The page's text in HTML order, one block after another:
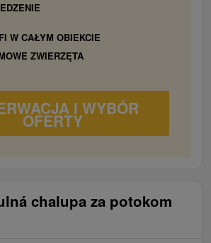
W CAŁYM OBIEKCIE
ZWIERZĘTA
I WYBÓR
OFERTY
chalupa za potokom